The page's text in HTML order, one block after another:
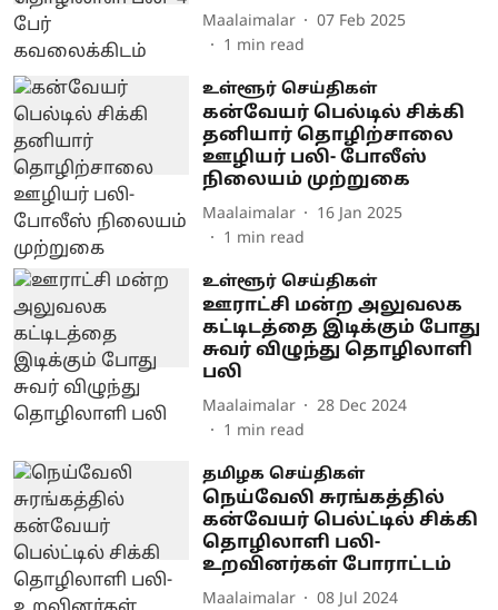
Maalaimalar
07 Feb 2025
1 min read
உள்ளூர் செய்திகள்
கன்வேயர் பெல்டில் சிக்கி
தனியார் தொழிற்சாலை
ஊழியர் பலி- போலீஸ்
நிலையம் முற்றுகை
Maalaimalar
16 Jan 2025
1 min read
உள்ளூர் செய்திகள்
ஊராட்சி மன்ற அலுவலக
கட்டிடத்தை இடிக்கும் போது
சுவர் விழுந்து தொழிலாளி
பலி
Maalaimalar
28 Dec 2024
1 min read
தமிழக செய்திகள்
நெய்வேலி சுரங்கத்தில்
கன்வேயர் பெல்ட்டில் சிக்கி
தொழிலாளி பலி-
உறவினர்கள் போராட்டம்
Maalaimalar
08 Jul 2024